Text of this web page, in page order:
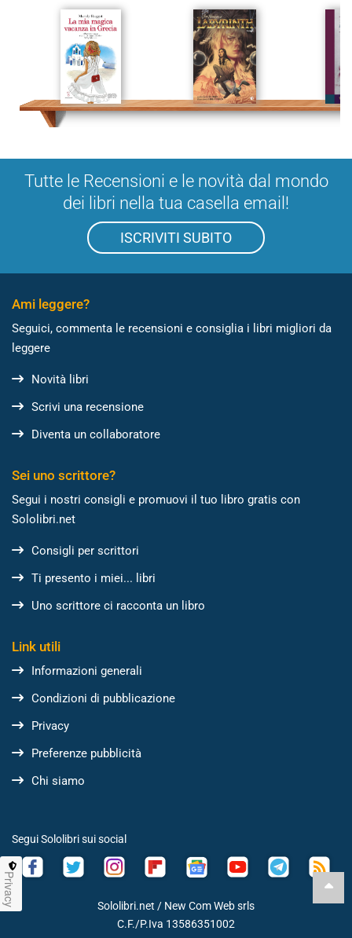
Tutte le Recensioni e le novità dal mondo
dei libri nella tua casella email!
ISCRIVITI SUBITO
Ami leggere?
Seguici, commenta le recensioni e consiglia i libri migliori da
leggere
Novità libri
Scrivi una recensione
Diventa un collaboratore
Sei uno scrittore?
Segui i nostri consigli e promuovi il tuo libro gratis con
Sololibri.net
Consigli per scrittori
Ti presento i miei... libri
Uno scrittore ci racconta un libro
Link utili
Informazioni generali
Condizioni di pubblicazione
Privacy
Preferenze pubblicità
Chi siamo
Segui Sololibri sui social
Sololibri.net / New Com Web srls
C.F./P.Iva 13586351002
Privacy